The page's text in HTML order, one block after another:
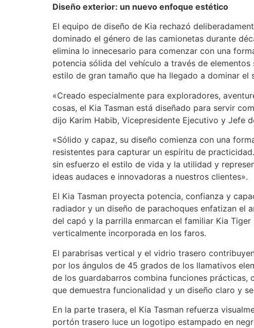
Diseño exterior: un nuevo enfoque estético
El equipo de diseño de Kia rechazó
dominado el género de las camionetas durante
elimina lo innecesario para comenzar con una
potencia sólida del vehículo a través de
estilo de gran tamaño que ha llegado a dominar el
«Creado especialmente para exploradores,
cosas, el Kia Tasman está diseñado para servir
dijo Karim Habib, Vicepresidente Ejecutivo y Jefe
«Sólido y capaz, su diseño comienza con una
resistentes para capturar un espíritu de
sin esfuerzo el estilo de vida y la utilidad y
ideas audaces e innovadoras a nuestros clientes».
El Kia Tasman proyecta potencia, confianza y
radiador y un diseño de parachoques enfatizan el
del capó y la parrilla enmarcan el familiar Kia
verticalmente incorporada en los faros.
El parabrisas vertical y el vidrio trasero
por los ángulos de 45 grados de los llamativos
de los guardabarros combina funciones prácticas,
que demuestra funcionalidad y un diseño claro y
En la parte trasera, el Kia Tasman refuerza
portón trasero luce un logotipo estampado en